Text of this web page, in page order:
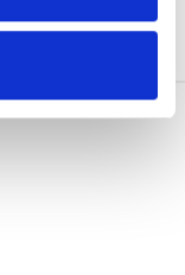
podpora